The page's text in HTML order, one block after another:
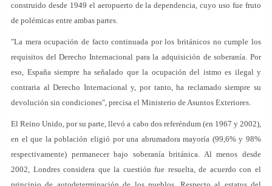
construido desde 1949 el aeropuerto de la dependencia, cuyo uso fue fruto
de polémicas entre ambas partes.
"La mera ocupación de facto continuada por los británicos no cumple los
requisitos del Derecho Internacional para la adquisición de soberanía. Por
eso, España siempre ha señalado que la ocupación del istmo es ilegal y
contraria al Derecho Internacional y, por tanto, ha reclamado siempre su
devolución sin condiciones", precisa el Ministerio de Asuntos Exteriores.
El Reino Unido, por su parte, llevó a cabo dos referéndum (en 1967 y 2002),
en el que la población eligió por una abrumadora mayoría (99,6% y 98%
respectivamente) permanecer bajo soberanía británica. Al menos desde
2002, Londres considera que la cuestión fue resuelta, de acuerdo con el